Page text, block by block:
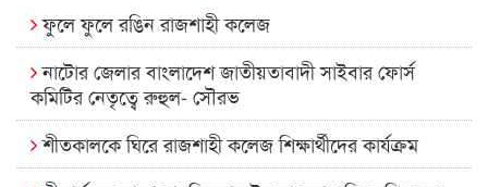
ফুলে ফুলে রঙিন রাজশাহী কলেজ
নাটোর জেলার বাংলাদেশ জাতীয়তাবাদী সাইবার ফোর্স
কমিটির নেতৃত্বে রুহুল- সৌরভ
শীতকালকে ঘিরে রাজশাহী কলেজ শিক্ষার্থীদের কার্যক্রম